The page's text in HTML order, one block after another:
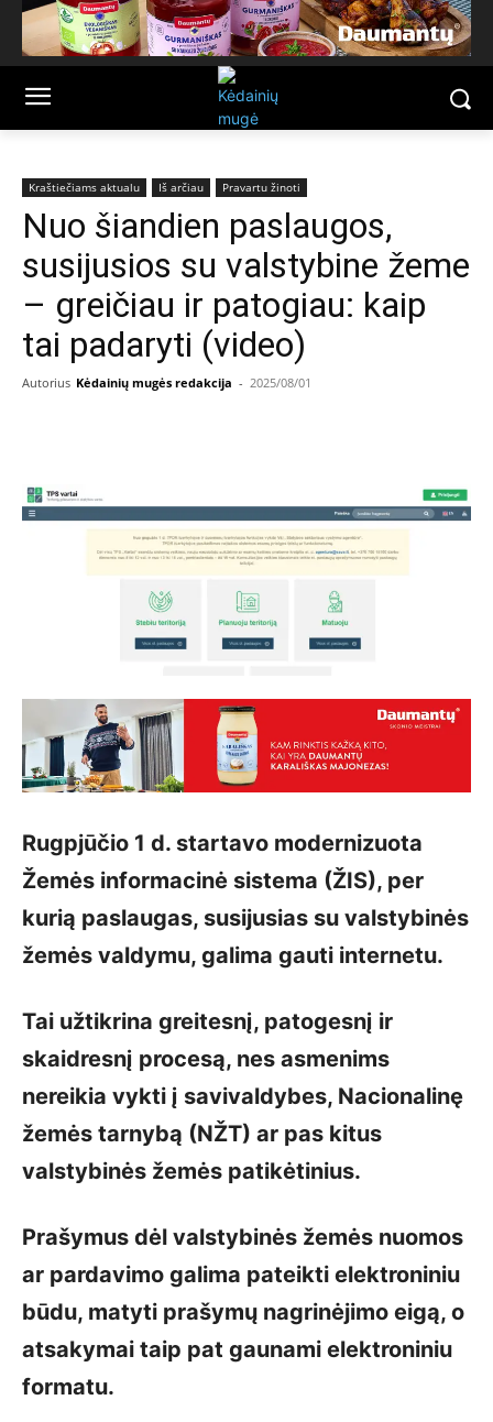
Kraštiečiams aktualu Iš arčiau Pravartu žinoti
Nuo šiandien paslaugos,
susijusios su valstybine žeme
– greičiau ir patogiau: kaip
tai padaryti (video)
Autorius Kėdainių mugės redakcija - 2025/08/01
Rugpjūčio 1 d. startavo modernizuota
Žemės informacinė sistema (ŽIS), per
kurią paslaugas, susijusias su valstybinės
žemės valdymu, galima gauti internetu.
Tai užtikrina greitesnį, patogesnį ir
skaidresnį procesą, nes asmenims
nereikia vykti į savivaldybes, Nacionalinę
žemės tarnybą (NŽT) ar pas kitus
valstybinės žemės patikėtinius.
Prašymus dėl valstybinės žemės nuomos
ar pardavimo galima pateikti elektroniniu
būdu, matyti prašymų nagrinėjimo eigą, o
atsakymai taip pat gaunami elektroniniu
formatu.